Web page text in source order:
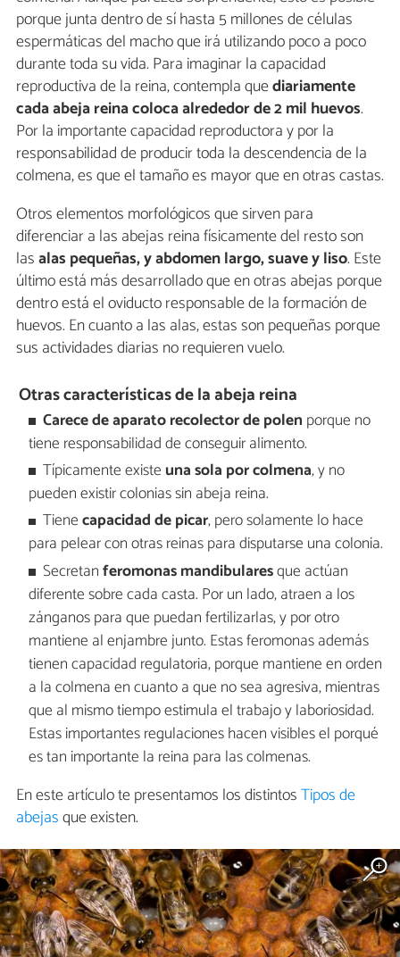
porque junta dentro de sí hasta 5 millones de células
espermáticas del macho que irá utilizando poco a poco
durante toda su vida. Para imaginar la capacidad
reproductiva de la reina, contempla quediariamente
cada abeja reina coloca alrededor de 2 mil huevos.
Por la importante capacidad reproductora y por la
responsabilidad de producir toda la descendencia de la
colmena, es que el tamaño es mayor que en otras castas.
Otros elementos morfológicos que sirven para
diferenciar a las abejas reina físicamente del resto son
lasalas pequeñas, y abdomen largo, suave y liso. Este
último está más desarrollado que en otras abejas porque
dentro está el oviducto responsable de la formación de
huevos. En cuanto a las alas, estas son pequeñas porque
sus actividades diarias no requieren vuelo.
Otras características de la abeja reina
Carece de aparato recolector de polen porque no
tiene responsabilidad de conseguir alimento.
Típicamente existe una sola por colmena, y no
pueden existir colonias sin abeja reina.
Tienecapacidad de picar, pero solamente lo hace
para pelear con otras reinas para disputarse una colonia.
Secretanferomonas mandibularesque actúan
diferente sobre cada casta. Por un lado, atraen a los
zánganos para que puedan fertilizarlas, y por otro
mantiene al enjambre junto. Estas feromonas además
tienen capacidad regulatoria, porque mantiene en orden
a la colmena en cuanto a que no sea agresiva, mientras
que al mismo tiempo estimula el trabajo y laboriosidad.
Estas importantes regulaciones hacen visibles el porqué
es tan importante la reina para las colmenas.
En este artículo te presentamos los distintosTipos de
abejasque existen.